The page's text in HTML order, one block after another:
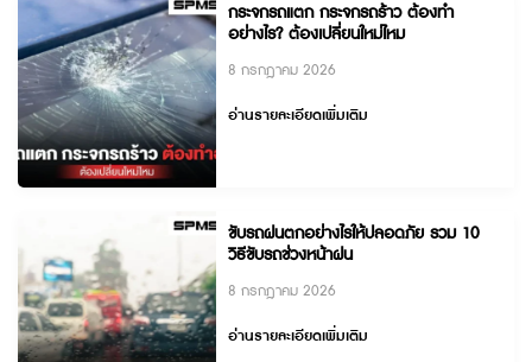
กระจกรถแตก กระจกรถร้าว ต้องทำ
อย่างไร? ต้องเปลี่ยนใหม่ไหม
8 กรกฎาคม 2026
อ่านรายละเอียดเพิ่มเติม
ขับรถฝนตกอย่างไรให้ปลอดภัย รวม 10
วิธีขับรถช่วงหน้าฝน
8 กรกฎาคม 2026
อ่านรายละเอียดเพิ่มเติม